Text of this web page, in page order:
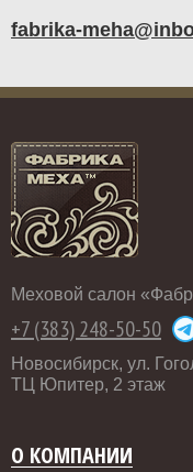
fabrika-
Меховой салон
+7 (383) 248-50-50
Новосибирск, ул.
ТЦ Юпитер, 2 этаж
О КОМПАНИИ